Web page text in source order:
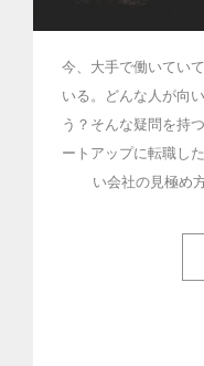
今、大手で働いてい
いる。どんな人が向
う？そんな疑問を持
ートアップに転職し
い会社の見極め